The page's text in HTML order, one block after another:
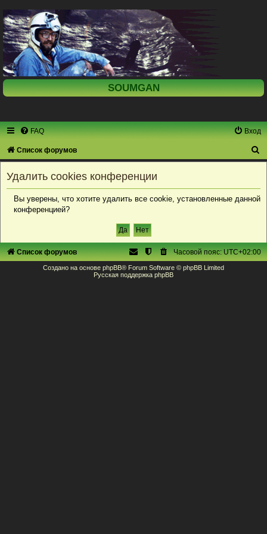
SOUMGAN
FAQ Вход
Список форумов
Удалить cookies конференции
Вы уверены, что хотите удалить все cookie, установленные данной
конференцией?
Список форумов Часовой пояс:UTC+02:00
Создано на основе phpBB® Forum Software © phpBB Limited
Русская поддержка phpBB